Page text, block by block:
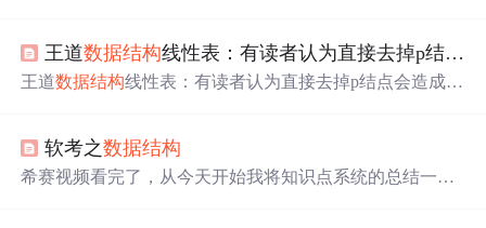
我对数据结构从惧怕到熟悉的过程。 我是一个学习编
程主动性很强的人，大二上学期，我知道了数据结构这门
看，进度真的很慢很慢，一开始
王道数据结构线性表：有读者认为直接去掉p结点会造成断链？
王道数据结构线性表：有读者认为直接去掉p结点会造成断
解释 我们对Markdown编辑器进行了一些功能拓展与语法
支持，除了标准的Markdown编辑器功能，我们 2. 在创作
软考之数据结构
希赛视频看完了，从今天开始我将知识点系统的总结一